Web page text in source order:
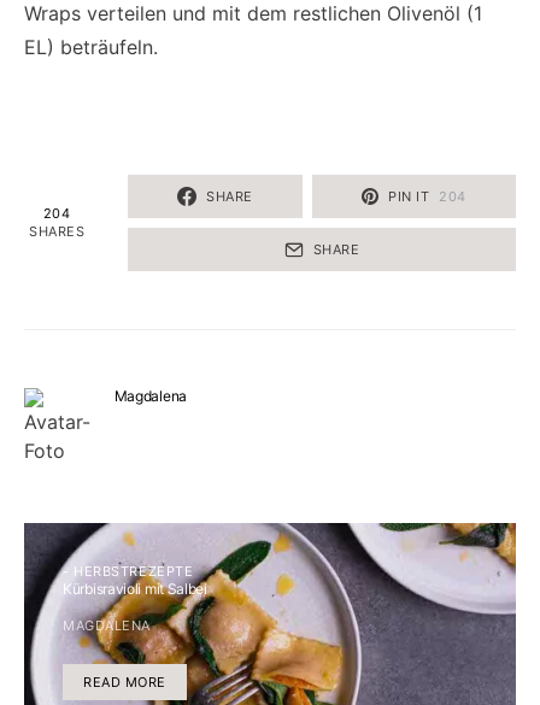
Wraps verteilen und mit dem restlichen Olivenöl (1
EL) beträufeln.
204
SHARES
SHARE PIN IT 204
SHARE
Magdalena
- HERBSTREZEPTE
Kürbisravioli mit Salbei
MAGDALENA
READ MORE